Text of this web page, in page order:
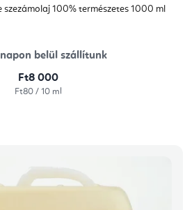
100% természetes 1000 ml
belül szállítunk
Ft8 000
Egységár:
Ft80 / 10 ml